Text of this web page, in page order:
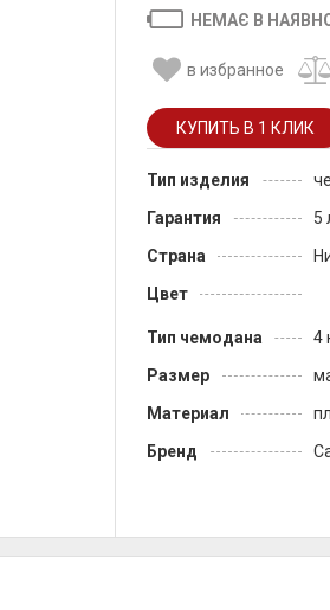
НЕМАЄ В
в избранное
Тип изделия
Гарантия
5
Страна
Цвет
Тип чемодана
4
Размер
Материал
Бренд